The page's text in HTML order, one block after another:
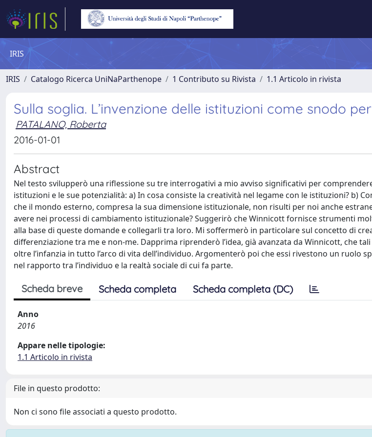
IRIS
IRIS Catalogo Ricerca UniNaParthenope 1 Contributo su Rivista 1.1 Articolo in rivista
Sulla soglia. L’invenzione delle istituzioni come snodo
PATALANO, Roberta
2016-01-01
Abstract
Nel testo svilupperò una riflessione su tre interrogativi a mio avviso significativi per
istituzioni e le sue potenzialità: a) In cosa consiste la creatività nel legame con le istituzioni? b)
che il mondo esterno, compresa la sua dimensione istituzionale, non risulti per noi anche
avere nei processi di cambiamento istituzionale? Suggerirò che Winnicott fornisce strumenti
alla base di queste domande e collegarli tra loro. Mi soffermerò in particolare sul concetto di
differenziazione tra me e non-me. Dapprima riprenderò l’idea, già avanzata da Winnicott, che
oltre l’infanzia in tutto l’arco di vita dell’individuo. Argomenterò poi che essi rivestono un ruolo
nel rapporto tra l’individuo e la realtà sociale di cui fa parte.
Scheda breve Scheda completa Scheda completa (DC)
Anno
2016
Appare nelle tipologie:
1.1 Articolo in rivista
File in questo prodotto:
Non ci sono file associati a questo prodotto.